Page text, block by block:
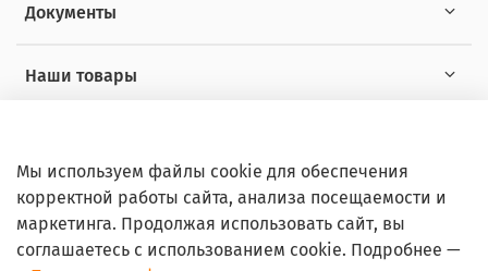
Документы
Наши товары
Мы используем файлы cookie для обеспечения
корректной работы сайта, анализа посещаемости и
маркетинга. Продолжая использовать сайт, вы
соглашаетесь с использованием cookie. Подробнее —